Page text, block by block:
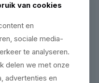
van cookies
en
sociale media-
te analyseren.
delen we met onze
advertenties en